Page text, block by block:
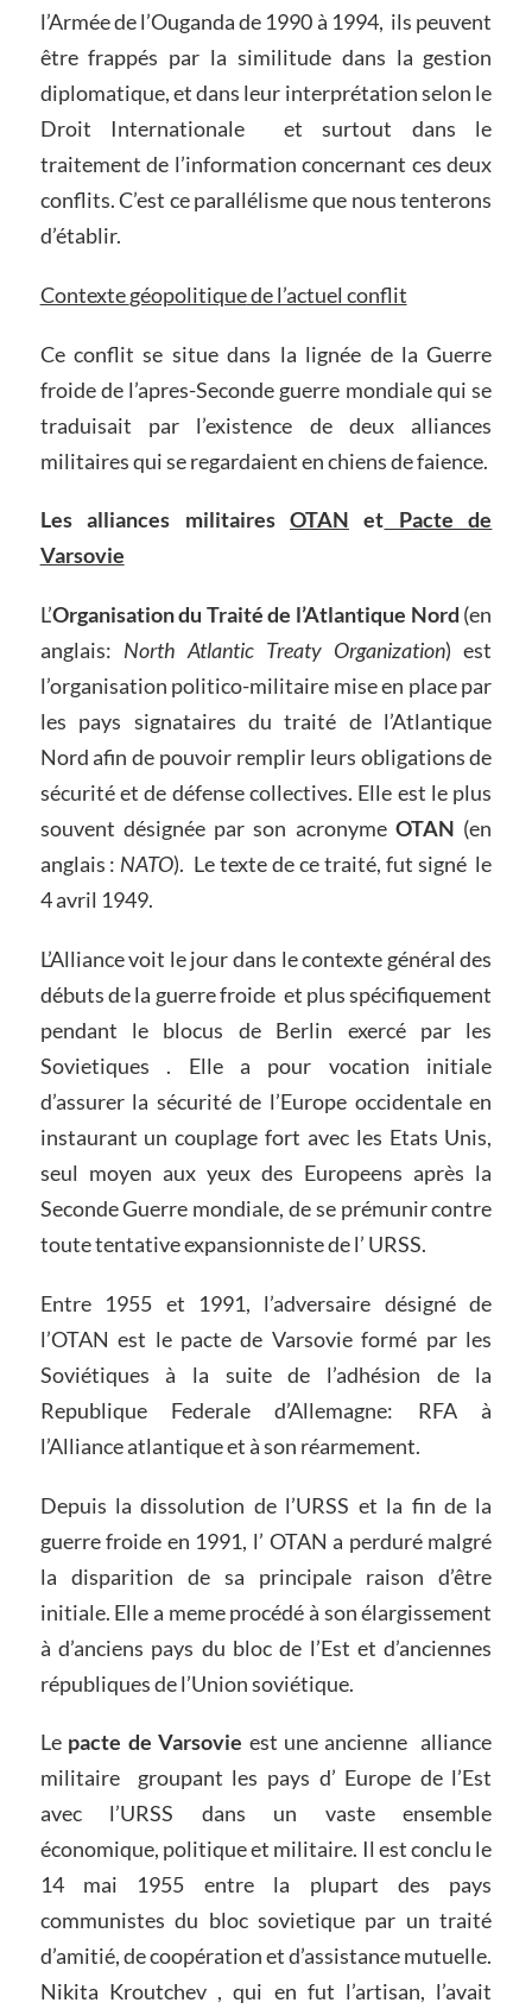
l’Armée de l’Ouganda de 1990 à 1994, ils peuvent
être frappés par la similitude dans la gestion
diplomatique, et dans leur interprétation selon le
Droit Internationale et surtout dans le
traitement de l’information concernant ces deux
conflits. C’est ce parallélisme que nous tenterons
d’établir.
Contextegéopolitiquede l’actuel conflit
Ce conflit se situe dans la lignée de la Guerre
froide de l’apres-Seconde guerre mondiale qui se
traduisait par l’existence de deux alliances
militaires qui se regardaient en chiens de faience.
Les alliances militaires OTAN et Pacte de
Varsovie
L’Organisation du Traité de l’Atlantique Nord (en
anglais: North Atlantic Treaty Organization) est
l’organisation politico-militaire mise en place par
les pays signataires du traité de l’Atlantique
Nord afin de pouvoir remplir leurs obligations de
sécurité et de défense collectives. Elle est le plus
souvent désignée par son acronymeOTAN (en
anglais : NATO). Le texte de ce traité, fut signé le
4 avril 1949.
L’Alliance voit le jour dans le contexte général des
débuts de la guerre froide et plus spécifiquement
pendant le blocus de Berlin exercé par les
Sovietiques . Elle a pour vocation initiale
d’assurer la sécurité de l’Europe occidentale en
instaurant un couplage fort avec les Etats Unis,
seul moyen aux yeux des Europeens après la
Seconde Guerre mondiale, de se prémunir contre
toute tentative expansionniste de l’ URSS.
Entre 1955 et 1991, l’adversaire désigné de
l’OTAN est le pacte de Varsovie formé par les
Soviétiques à la suite de l’adhésion de la
Republique Federale d’Allemagne: RFA à
l’Alliance atlantique et à son réarmement.
Depuis la dissolution de l’URSS et la fin de la
guerre froide en 1991, l’ OTAN a perduré malgré
la disparition de sa principale raison d’être
initiale. Elle a meme procédé à son élargissement
à d’anciens pays du bloc de l’Est et d’anciennes
républiques de l’Union soviétique.
Le pacte de Varsovie est une ancienne alliance
militaire groupant les pays d’ Europe de l’Est
avec l’URSS dans un vaste ensemble
économique, politique et militaire. Il est conclu le
14 mai 1955 entre la plupart des pays
communistes du bloc sovietique par un traité
d’amitié, de coopération et d’assistance mutuelle.
Nikita Kroutchev , qui en fut l’artisan, l’avait